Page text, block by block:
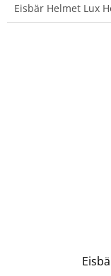
Eisbär Helmet Lux